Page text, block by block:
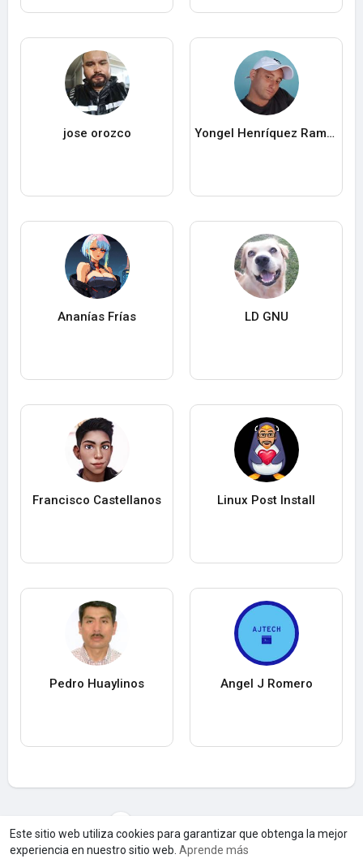
Este sitio web utiliza cookies para garantizar que obtenga la mejor
experiencia en nuestro sitio web. Aprende más
jose orozco Yongel Henríquez Ramos
Ananías Frías LD GNU
Francisco Castellanos Linux Post Install
Pedro Huaylinos Angel J Romero